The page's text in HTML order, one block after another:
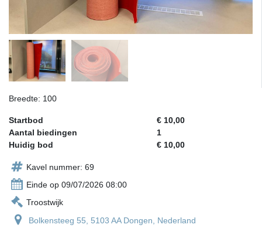
Breedte: 100
Startbod
€ 10,00
Aantal biedingen
1
Huidig bod
€ 10,00
Kavel nummer: 69
Einde op 09/07/2026 08:00
Troostwijk
Bolkensteeg 55, 5103 AA Dongen, Nederland